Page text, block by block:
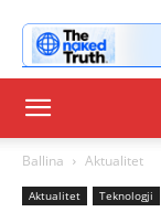
Ballina Aktualitet
Aktualitet Teknologji